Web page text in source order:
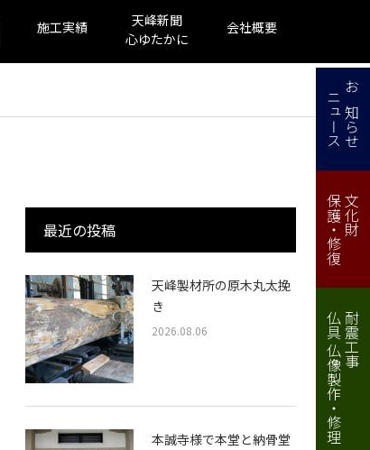
施工実績
天峰新聞
心ゆたかに
会社概要
最近の投稿
天峰製材所の原木丸太挽
き
2026.08.06
本誠寺様で本堂と納骨堂
お知らせ
ニュース
文化財
保護・修復
耐震工事
仏具 仏像製作・修理